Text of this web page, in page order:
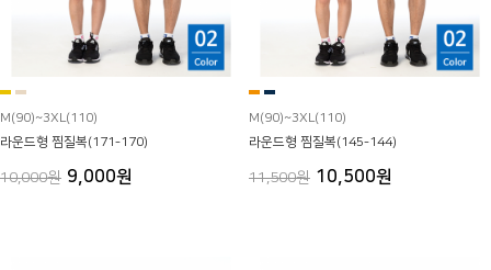
M(90)~3XL(110)
라운드형 찜질복(171-170)
10,000원 9,000원
M(90)~3XL(110)
라운드형 찜질복(145-144)
11,500원 10,500원